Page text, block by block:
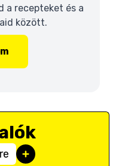
a recepteket és a
között.